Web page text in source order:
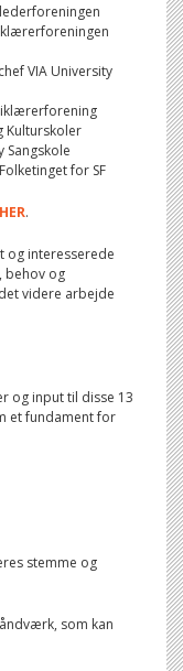
VIA University
Kulturskoler
Sangskole
for SF
HER.
og interesserede
behov og
videre arbejde
og input til disse 13
et fundament for
stemme og
som kan